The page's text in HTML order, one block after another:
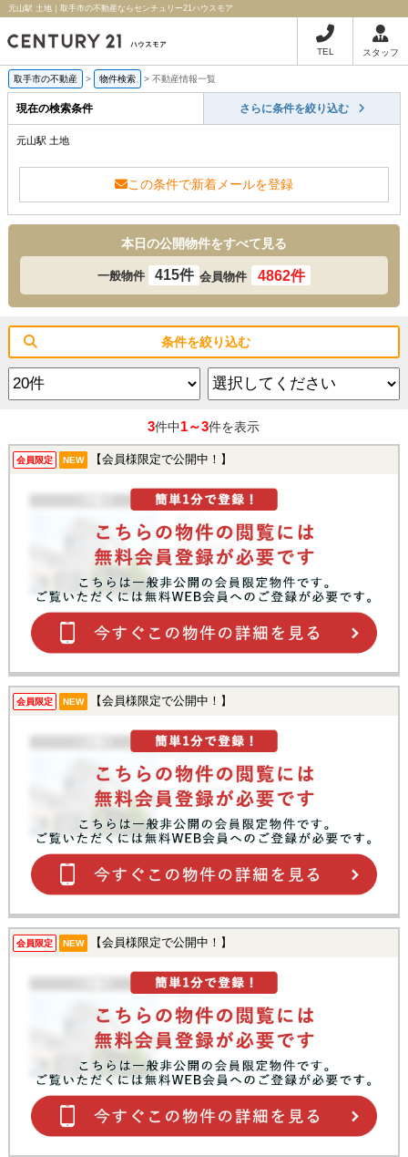
元山駅 土地｜取手市の不動産ならセンチュリー21ハウスモア
TEL スタッフ
取手市の不動産 > 物件検索 > 不動産情報一覧
現在の検索条件 さらに条件を絞り込む
元山駅 土地
この条件で新着メールを登録
本日の公開物件をすべて見る
一般物件 415件 会員物件 4862件
条件を絞り込む
3件中1～3件を表示
会員限定 NEW 【会員様限定で公開中！】
会員限定 NEW 【会員様限定で公開中！】
会員限定 NEW 【会員様限定で公開中！】